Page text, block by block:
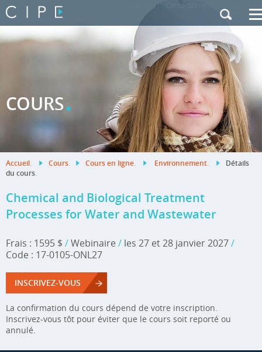
|
COURS.
Accueil. Cours. Cours en ligne. Environnement.
Détails
du cours.
Chemical and Biological Treatment
Processes for Water and Wastewater
Frais : 1595 $ /Webinaire / les 27 et 28 janvier 2027/
Code : 17-0105-ONL27
INSCRIVEZ-VOUS
La confirmation du cours dépend de votre inscription.
Inscrivez-vous tôt pour éviter que le cours soit reporté ou
annulé.